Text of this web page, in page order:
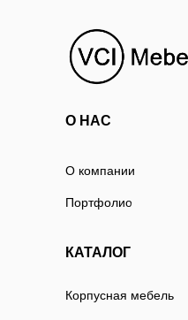
О компании
О НАС
КАТАЛОГ
Портфолио
Корпусная мебель